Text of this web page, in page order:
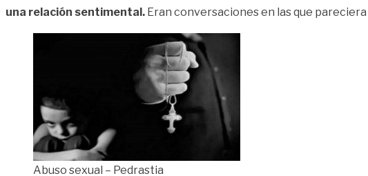
una relación sentimental. Eran conversaciones en las que
Abuso sexual – Pedrastia